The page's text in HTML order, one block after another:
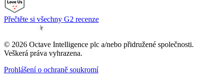
Přečtěte si všechny G2 recenze
© 2026 Octave Intelligence plc a/nebo přidružené společnosti.
Veškerá práva vyhrazena.
Prohlášení o ochraně soukromí